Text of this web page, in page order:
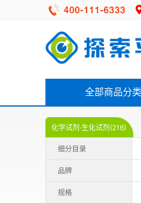
全部商品分类
化学试剂·生化试剂(216)
细分目录
品牌
规格